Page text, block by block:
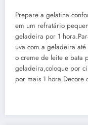
Prepare a gelatina
em um refratário
geladeira por 1
uva com a geladeira
o creme de leite e bata
geladeira,coloque por
por mais 1 hora.Decore